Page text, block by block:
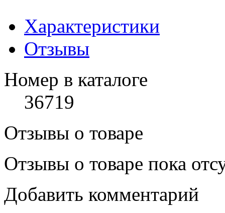
Характеристики
Отзывы
Номер в каталоге
36719
Отзывы о товаре
Отзывы о товаре пока
Добавить комментарий